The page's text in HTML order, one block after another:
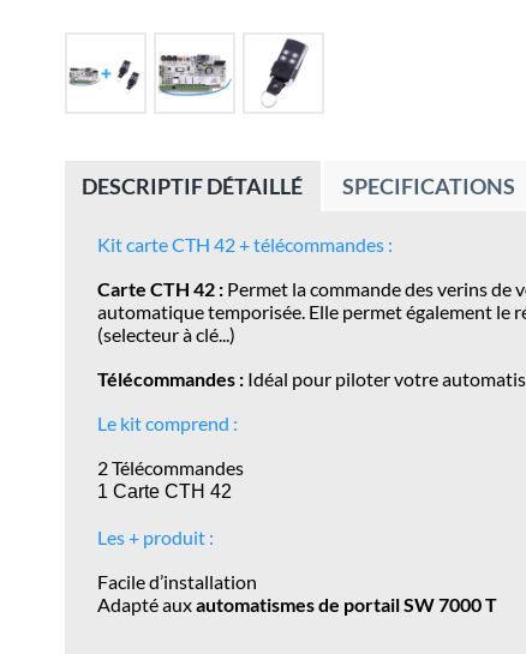
DESCRIPTIF DÉTAILLÉ SPECIFICATIONS
Kit carte CTH 42 + télécommandes :
Carte CTH 42 :Permet la commande des verins de
automatique temporisée. Elle permet également le
(selecteur à clé...)
Télécommandes :Idéal pour piloter votre
Le kit comprend :
2 Télécommandes
1 Carte CTH 42
Les + produit :
Facile d’installation
Adapté auxautomatismes de portail SW 7000 T